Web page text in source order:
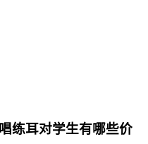
练耳对学生有哪些价